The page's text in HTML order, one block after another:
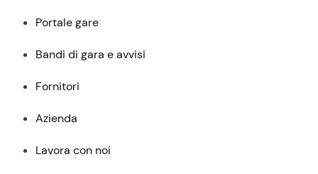
Portale gare
Bandi di gara e avvisi
Fornitori
Azienda
Lavora con noi